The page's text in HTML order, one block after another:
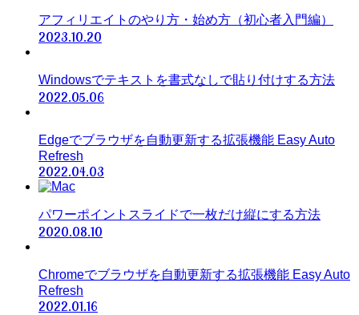
アフィリエイトのやり方・始め方（初心者入門編）
2023.10.20
Windowsでテキストを書式なしで貼り付けする方法
2022.05.06
Edgeでブラウザを自動更新する拡張機能 Easy Auto
Refresh
2022.04.03
パワーポイントスライドで一枚だけ縦にする方法
2020.08.10
Chromeでブラウザを自動更新する拡張機能 Easy Auto
Refresh
2022.01.16